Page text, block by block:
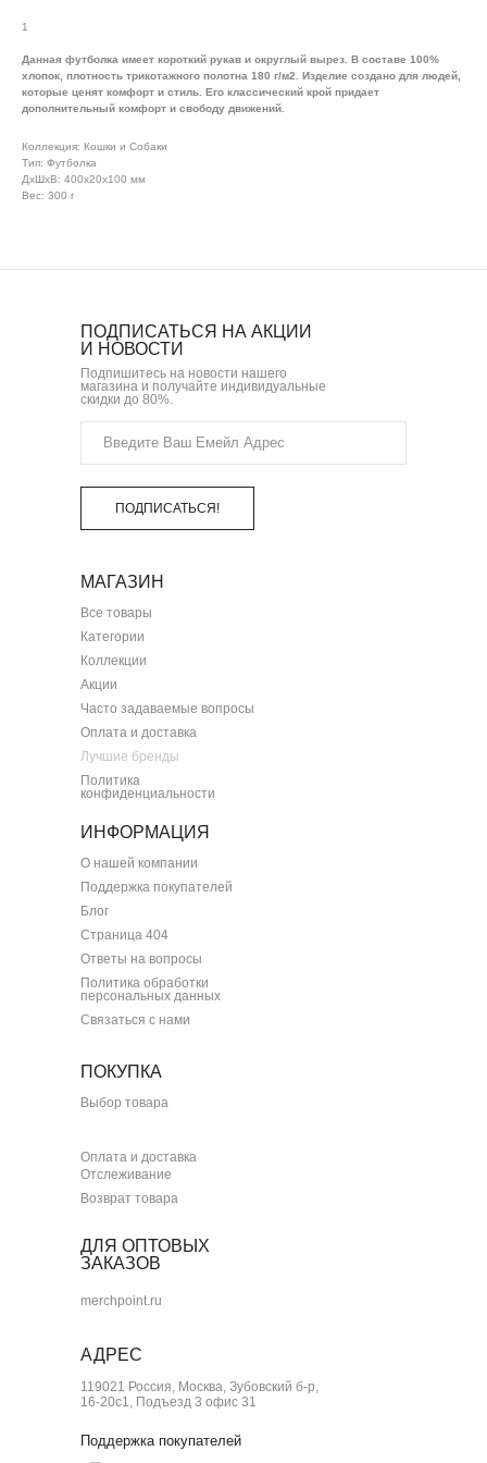
1
Данная футболка имеет короткий рукав и округлый вырез. В составе 100%
хлопок, плотность трикотажного полотна 180 г/м2. Изделие создано для людей,
которые ценят комфорт и стиль. Его классический крой придает
дополнительный комфорт и свободу движений.
Коллекция: Кошки и Собаки
Тип: Футболка
ДxШxВ: 400x20x100 мм
Вес: 300 г
ПОДПИСАТЬСЯ НА АКЦИИ
И НОВОСТИ
Подпишитесь на новости нашего
магазина и получайте индивидуальные
скидки до 80%.
ПОДПИСАТЬСЯ!
МАГАЗИН
ИНФОРМАЦИЯ
ПОКУПКА
АДРЕС
Все товары
Категории
Коллекции
Акции
Часто задаваемые вопросы
Оплата и доставка
Лучшие бренды
Политика
конфиденциальности
О нашей компании
Поддержка покупателей
Блог
Страница 404
Ответы на вопросы
Политика обработки
персональных данных
Связаться с нами
Выбор товара
Оплата и доставка
Отслеживание
119021 Россия, Москва, Зубовский б-р,
16-20с1, Подъезд 3 офис 31
Поддержка покупателей
Возврат товара
ДЛЯ ОПТОВЫХ
ЗАКАЗОВ
merchpoint.ru